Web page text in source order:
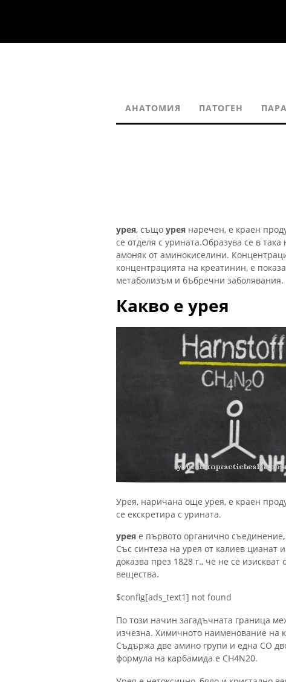
АНАТОМИЯ ПАТОГЕН
урея, също урея наречен, е краен
се отделя с урината.Образува се в
амоняк от аминокиселини.
концентрацията на креатинин, е
метаболизъм и бъбречни заболявания.
Какво е урея
Урея, наричана още урея, е краен
се екскретира с урината.
урея е първото органично
Със синтеза на урея от калиев
доказва през 1828 г., че не се
вещества.
$config[ads_text1] not found
По този начин загадъчната граница
изчезна. Химичното наименование на
Съдържа две амино групи и една СО
формула на карбамида е СН4N20.